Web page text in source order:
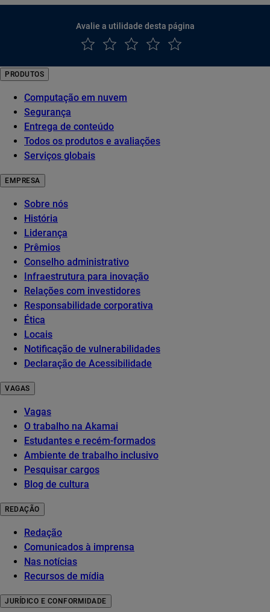
Avalie a utilidade desta página
PRODUTOS
Computação em nuvem
Segurança
Entrega de conteúdo
Todos os produtos e avaliações
Serviços globais
EMPRESA
Sobre nós
História
Liderança
Prêmios
Conselho administrativo
Infraestrutura para inovação
Relações com investidores
Responsabilidade corporativa
Ética
Locais
Notificação de vulnerabilidades
Declaração de Acessibilidade
VAGAS
Vagas
O trabalho na Akamai
Estudantes e recém-formados
Ambiente de trabalho inclusivo
Pesquisar cargos
Blog de cultura
REDAÇÃO
Redação
Comunicados à imprensa
Nas notícias
Recursos de mídia
JURÍDICO E CONFORMIDADE